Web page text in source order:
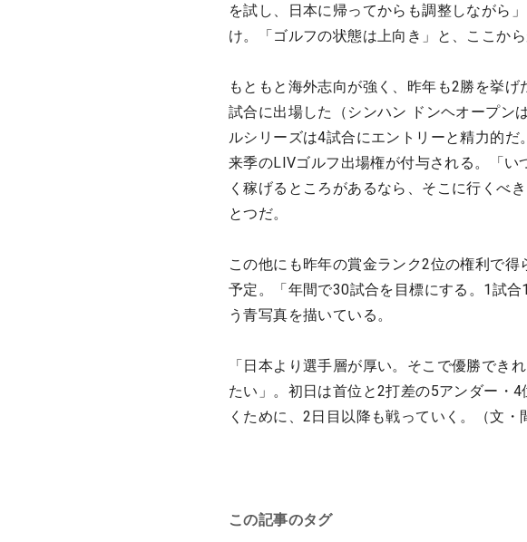
を試し、日本に帰ってからも調整しながら
け。「ゴルフの状態は上向き」と、ここから
もともと海外志向が強く、昨年も2勝を挙
試合に出場した（シンハン ドンヘオープン
ルシリーズは4試合にエントリーと精力的
来季のLIVゴルフ出場権が付与される。「
く稼げるところがあるなら、そこに行くべ
とつだ。
この他にも昨年の賞金ランク2位の権利で
予定。「年間で30試合を目標にする。1試
う青写真を描いている。
「日本より選手層が厚い。そこで優勝でき
たい」。初日は首位と2打差の5アンダー・
くために、2日目以降も戦っていく。（文・
この記事のタグ